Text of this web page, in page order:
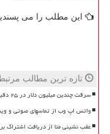
این مطلب را می
تازه ترین مطالب
سرقت چندین میلیون دلار در ۲۵ دقیقه
واتس اپ وب از تماسهای صوتی و
عقب نشینی متا از دریافت اشتراک